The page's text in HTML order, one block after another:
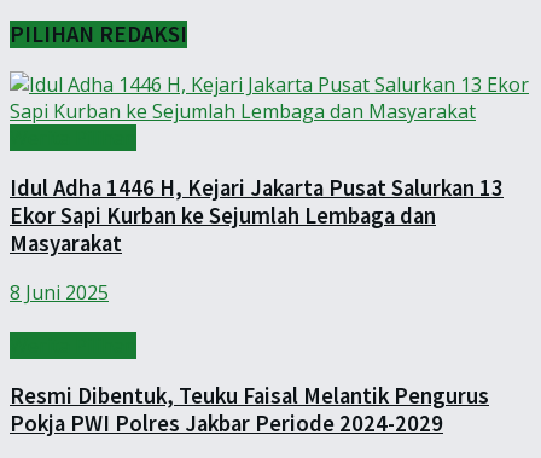
PILIHAN REDAKSI
Idul Adha 1446 H, Kejari Jakarta Pusat Salurkan 13
Ekor Sapi Kurban ke Sejumlah Lembaga dan
Masyarakat
8 Juni 2025
Resmi Dibentuk, Teuku Faisal Melantik Pengurus
Pokja PWI Polres Jakbar Periode 2024-2029